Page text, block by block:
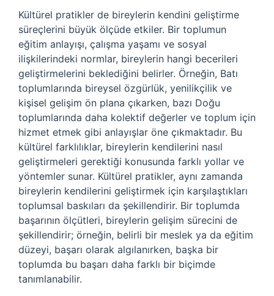
Kültürel pratikler de bireylerin kendini geliştirme
süreçlerini büyük ölçüde etkiler. Bir toplumun
eğitim anlayışı, çalışma yaşamı ve sosyal
ilişkilerindeki normlar, bireylerin hangi becerileri
geliştirmelerini beklediğini belirler. Örneğin, Batı
toplumlarında bireysel özgürlük, yenilikçilik ve
kişisel gelişim ön plana çıkarken, bazı Doğu
toplumlarında daha kolektif değerler ve toplum için
hizmet etmek gibi anlayışlar öne çıkmaktadır. Bu
kültürel farklılıklar, bireylerin kendilerini nasıl
geliştirmeleri gerektiği konusunda farklı yollar ve
yöntemler sunar. Kültürel pratikler, aynı zamanda
bireylerin kendilerini geliştirmek için karşılaştıkları
toplumsal baskıları da şekillendirir. Bir toplumda
başarının ölçütleri, bireylerin gelişim sürecini de
şekillendirir; örneğin, belirli bir meslek ya da eğitim
düzeyi, başarı olarak algılanırken, başka bir
toplumda bu başarı daha farklı bir biçimde
tanımlanabilir.